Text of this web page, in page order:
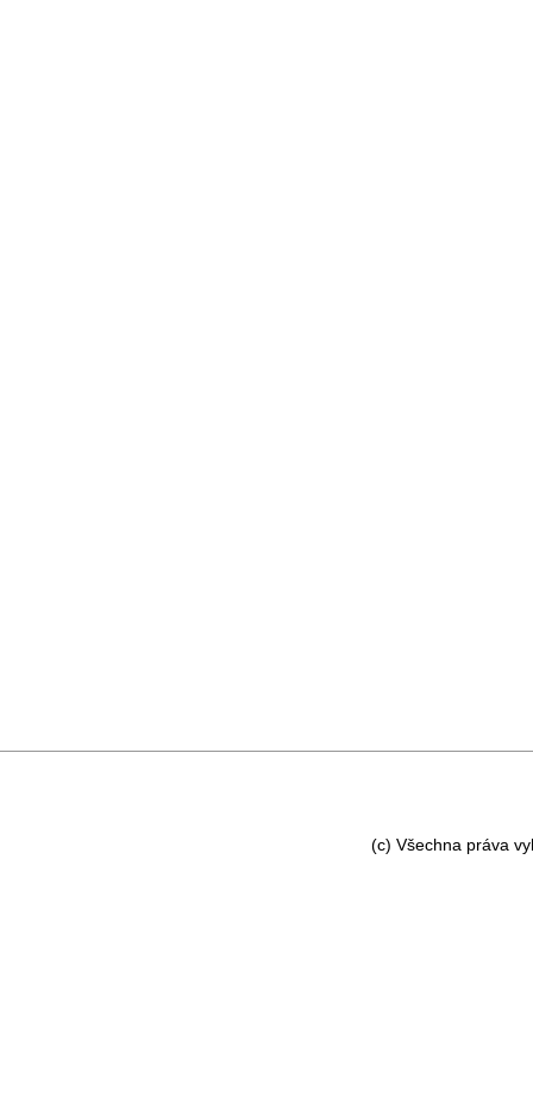
(c) Všechna práva